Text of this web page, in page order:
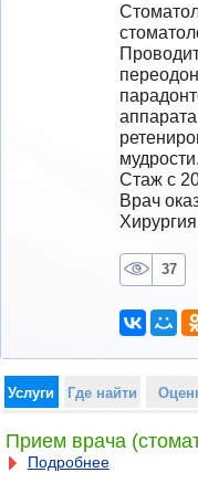
мудрости.
Стаж с
Врач
Хирургия
37
Услуги Где найти
Прием врача
Подробнее